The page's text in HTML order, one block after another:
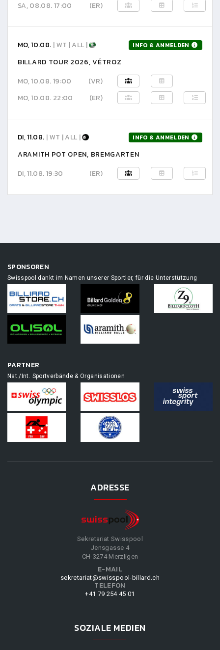
SA, 08.08. 17:00
(ER)
MO, 10.08. | WT | ALL | INFO & ANMELDEN
BILLARD TOUR 2026, VÉTROZ
MO, 10.08. 19:00
(VR)
MO, 10.08. 22:00
(ER)
DI, 11.08. | WT | ALL | INFO & ANMELDEN
ARAMITH POT OPEN, BREMGARTEN
DI, 11.08. 19:30
(ER)
SPONSOREN
Swisspool dankt im Namen unserer Sportler, für die Unterstützung
PARTNER
Nat./Int. Sportverbände & Organisationen
ADRESSE
Sekretariat Swisspool
Jensgasse 4
CH-3274 Merzligen
E-MAIL
sekretariat@swisspool-billard.ch
TELEFON
+41 79 254 45 01
SOZIALE MEDIEN